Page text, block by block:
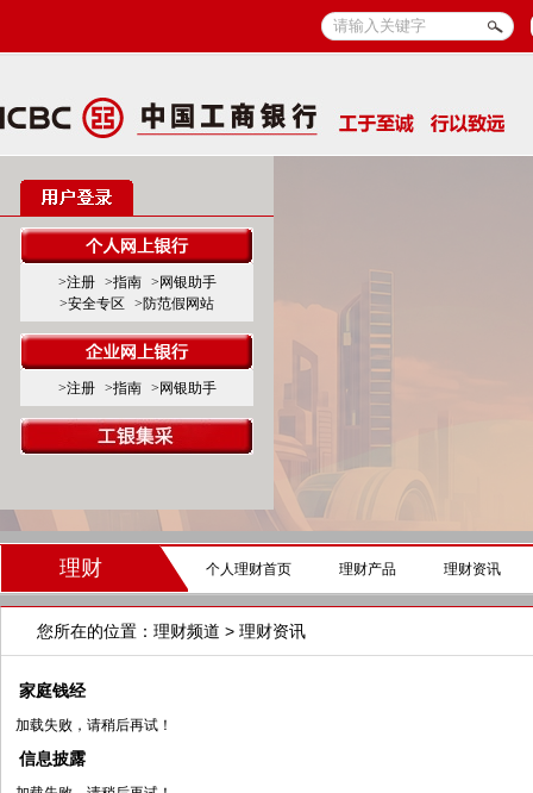
>注册 >指南
>网银助手
>安全专区
>防范假网站
>注册 >指南 >网银助手
理财 个人理财首页 理财产品 理财资讯
您所在的位置： 理财频道 > 理财资讯
家庭钱经
加载失败，请稍后再试！
信息披露